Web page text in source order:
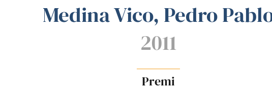
Medina Vico, Pedro
2011
Premi